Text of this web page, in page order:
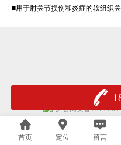
■用于肘关节损伤和炎症的软组织
首页 定位 留言
沪公网安备